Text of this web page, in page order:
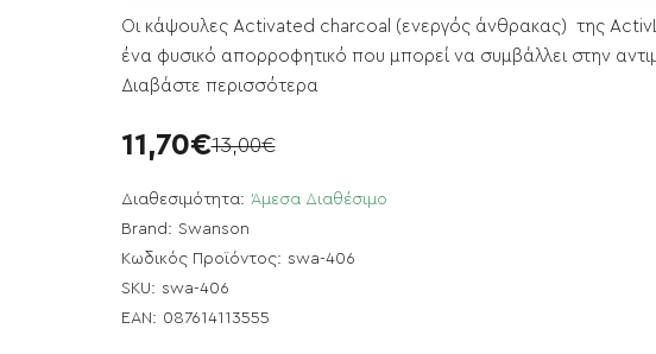
Οι κάψουλες Activated charcoal (ενεργός άνθρακας) της
ένα φυσικό απορροφητικό που μπορεί να συμβάλλει στην
Διαβάστε περισσότερα
Διαθεσιμότητα: Άμεσα Διαθέσιμο
Brand: Swanson
Κωδικός Προϊόντος: swa-406
SKU: swa-406
EAN: 087614113555
11,70€13,00€